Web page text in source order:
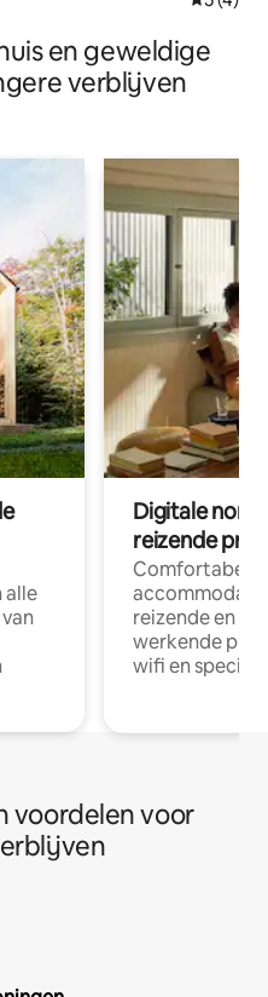
en geweldige
verblijven
alle
Digitale
reizende
Comfortabele
reizende en
werkende
wifi en
voordelen voor